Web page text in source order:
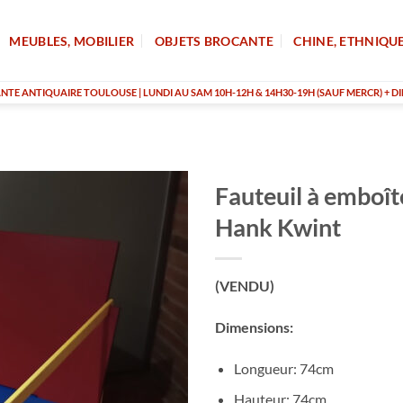
MEUBLES, MOBILIER OBJETS BROCANTE CHINE,
ANTIQUAIRE TOULOUSE | LUNDI AU SAM 10H-12H & 14H30-19H (SAUF MERCR) +
Fauteuil à
Hank Kwint
(VENDU)
Dimensions:
Longueur: 74cm
Hauteur: 74cm